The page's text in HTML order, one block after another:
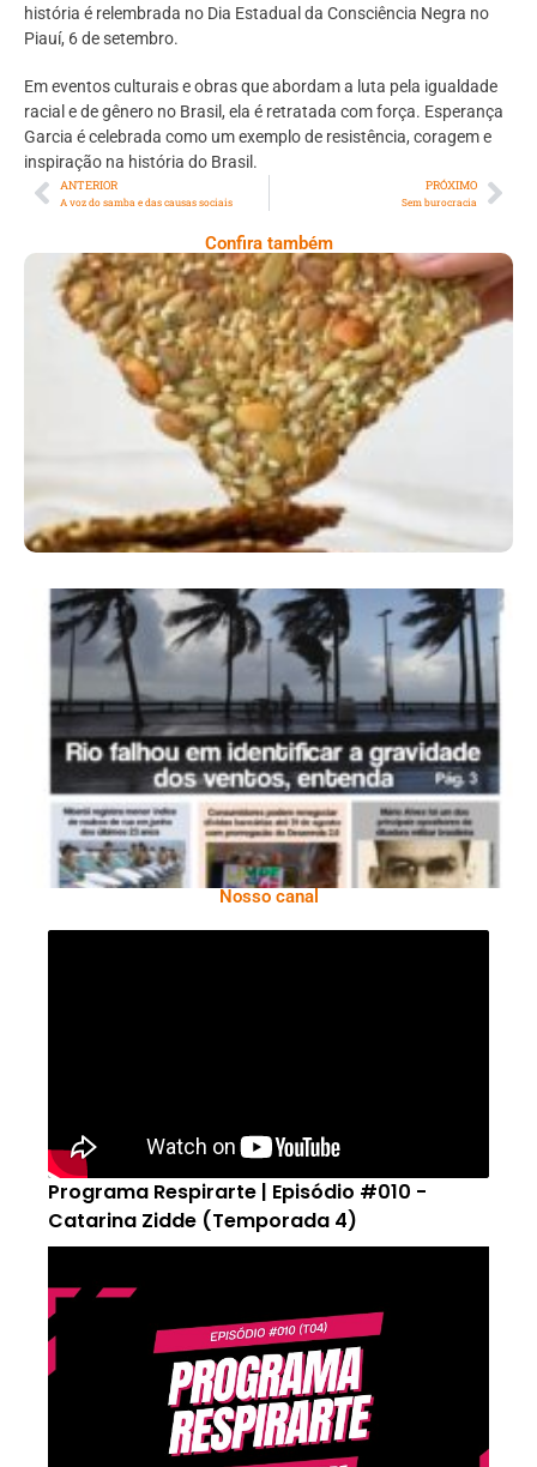
história é relembrada no Dia Estadual da Consciência Negra no
Piauí, 6 de setembro.
Em eventos culturais e obras que abordam a luta pela igualdade
racial e de gênero no Brasil, ela é retratada com força. Esperança
Garcia é celebrada como um exemplo de resistência, coragem e
inspiração na história do Brasil.
ANTERIOR
A voz do samba e das causas sociais
PRÓXIMO
Sem burocracia
Confira também
Comer Bem: Cracker De Sementes
Ano X – Número 366 01 A 07 De Agosto De
2026
Nosso canal
Programa Respirarte | Episódio #010 -
Catarina Zidde (Temporada 4)